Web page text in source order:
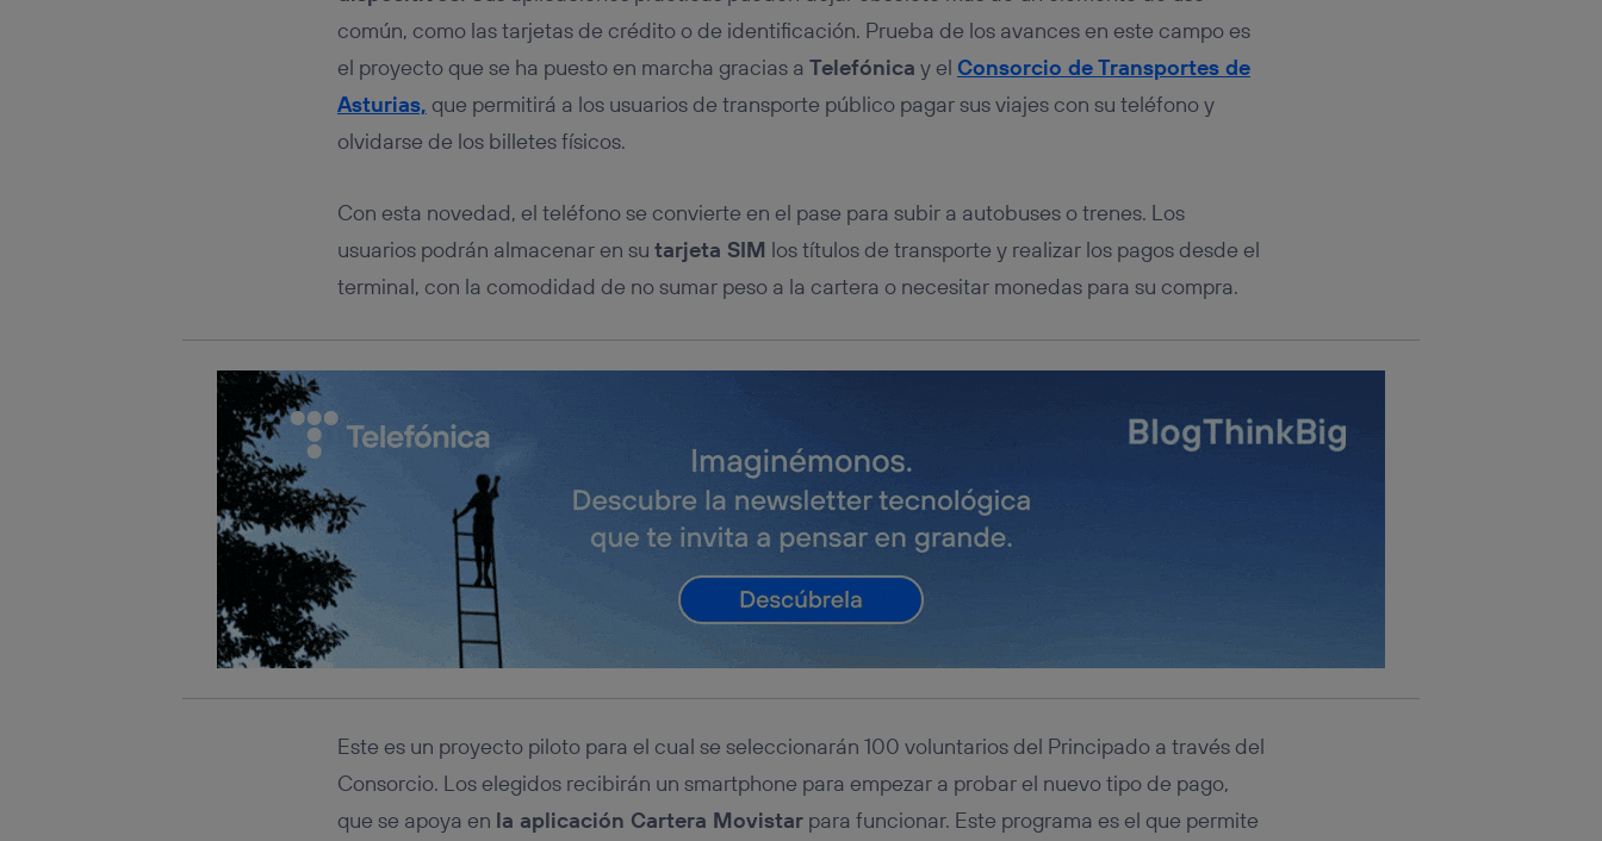
común, como las tarjetas de crédito o de identificación. Prueba de los avances en este campo es
el proyecto que se ha puesto en marcha gracias a Telefónica y el Consorcio de Transportes de
Asturias, que permitirá a los usuarios de transporte público pagar sus viajes con su teléfono y
olvidarse de los billetes físicos.
Con esta novedad, el teléfono se convierte en el pase para subir a autobuses o trenes. Los
usuarios podrán almacenar en su tarjeta SIM los títulos de transporte y realizar los pagos desde el
terminal, con la comodidad de no sumar peso a la cartera o necesitar monedas para su compra.
Este es un proyecto piloto para el cual se seleccionarán 100 voluntarios del Principado a través del
Consorcio. Los elegidos recibirán un smartphone para empezar a probar el nuevo tipo de pago,
que se apoya en la aplicación Cartera Movistarpara funcionar. Este programa es el que permite
conecte su dispositivo y consienta el uso de la tecnología recibirá el mismo identificador.
Típicamente:
Si utilizas unaconexión de banda ancha (p. ej., Wi-Fi), el marketing o análisis se
realizará en función de las actividades de navegación de los miembros del hogar que
Puedes gestionar los consentimientos Utiq seleccionando “Administrar Utiq” en la parte
Para más información, consulta la política de privacidad de Utiq.